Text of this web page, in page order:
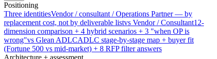
Positioning
Three identitiesVendor / consultant / Operations Partner — by
replacement cost, not by deliverable listvs Vendor / Consultant12-
dimension comparison + 4 hybrid scenarios + 3 "when OP is
wrong"vs Glean ADLCADLC stage-by-stage map + buyer fit
(Fortune 500 vs mid-market) + 8 RFP filter answers
Architecture + assessment